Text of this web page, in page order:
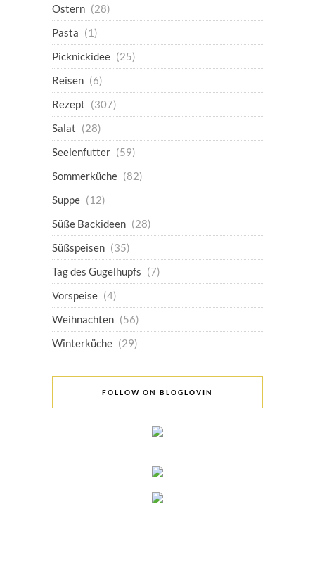
Ostern (28)
Pasta (1)
Picknickidee (25)
Reisen (6)
Rezept (307)
Salat (28)
Seelenfutter (59)
Sommerküche (82)
Suppe (12)
Süße Backideen (28)
Süßspeisen (35)
Tag des Gugelhupfs (7)
Vorspeise (4)
Weihnachten (56)
Winterküche (29)
FOLLOW ON BLOGLOVIN